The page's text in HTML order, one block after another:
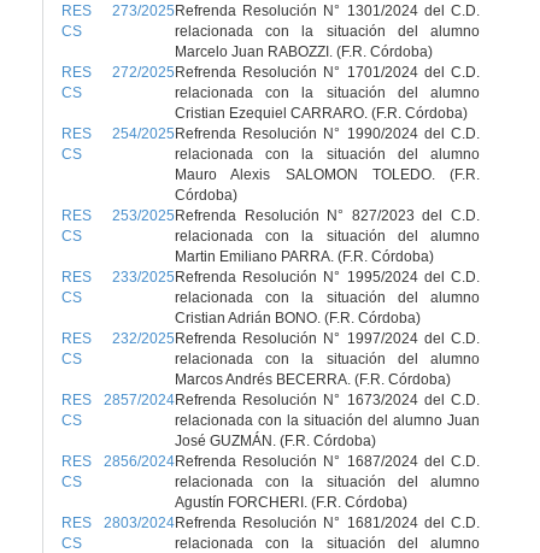
RES 273/2025
CS
Refrenda Resolución N° 1301/2024 del C.D.
relacionada con la situación del alumno
Marcelo Juan RABOZZI. (F.R. Córdoba)
RES 272/2025
CS
Refrenda Resolución N° 1701/2024 del C.D.
relacionada con la situación del alumno
Cristian Ezequiel CARRARO. (F.R. Córdoba)
RES 254/2025
CS
Refrenda Resolución N° 1990/2024 del C.D.
relacionada con la situación del alumno
Mauro Alexis SALOMON TOLEDO. (F.R.
Córdoba)
RES 253/2025
CS
Refrenda Resolución N° 827/2023 del C.D.
relacionada con la situación del alumno
Martin Emiliano PARRA. (F.R. Córdoba)
RES 233/2025
CS
Refrenda Resolución N° 1995/2024 del C.D.
relacionada con la situación del alumno
Cristian Adrián BONO. (F.R. Córdoba)
RES 232/2025
CS
Refrenda Resolución N° 1997/2024 del C.D.
relacionada con la situación del alumno
Marcos Andrés BECERRA. (F.R. Córdoba)
RES 2857/2024
CS
Refrenda Resolución N° 1673/2024 del C.D.
relacionada con la situación del alumno Juan
José GUZMÁN. (F.R. Córdoba)
RES 2856/2024
CS
Refrenda Resolución N° 1687/2024 del C.D.
relacionada con la situación del alumno
Agustín FORCHERI. (F.R. Córdoba)
RES 2803/2024
CS
Refrenda Resolución N° 1681/2024 del C.D.
relacionada con la situación del alumno